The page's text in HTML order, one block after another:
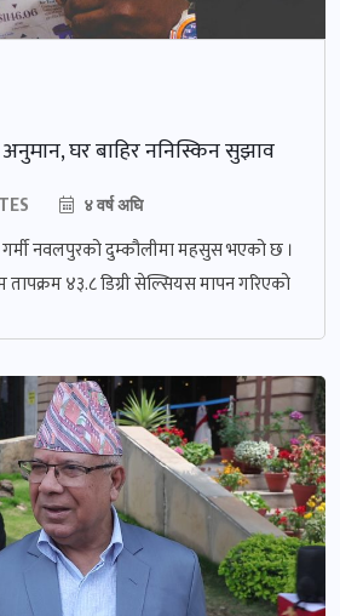
घर बाहिर ननिस्किन सुझाव
४ वर्ष अघि
नवलपुरको दुम्कौलीमा महसुस भएको छ ।
४३.८ डिग्री सेल्सियस मापन गरिएको